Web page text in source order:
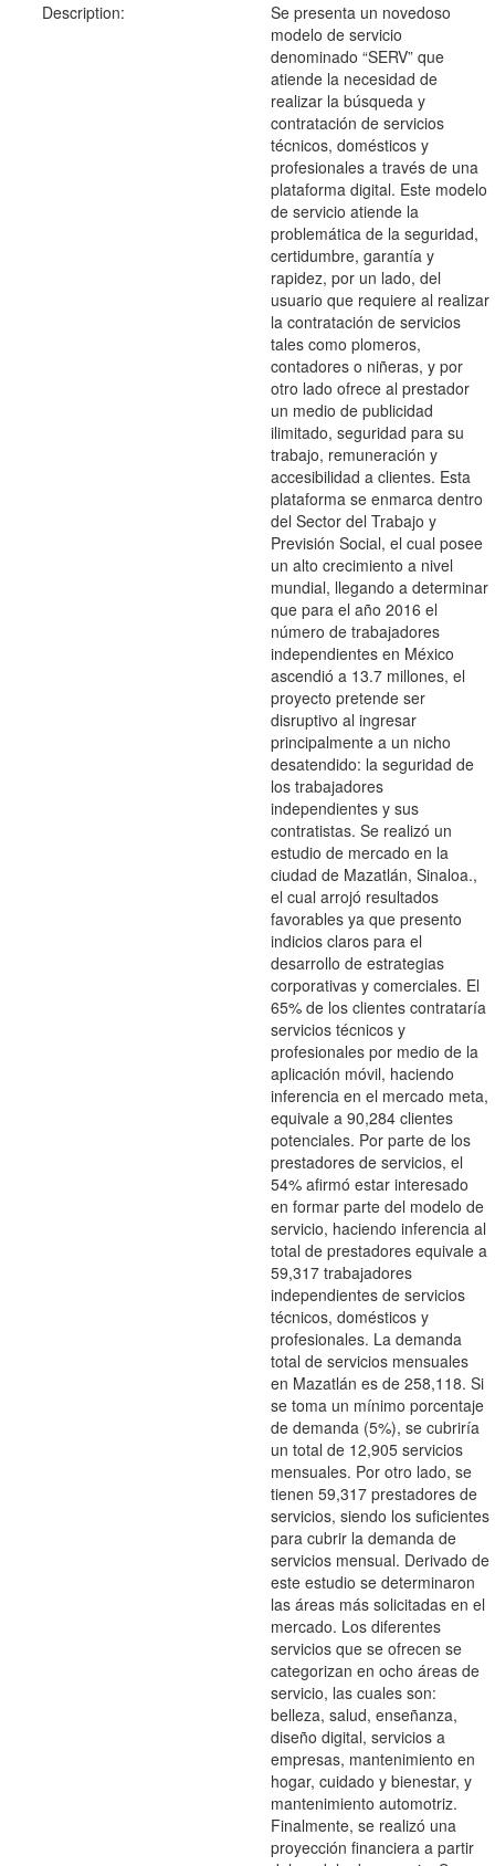
Description:
Se presenta un novedoso
modelo de servicio
denominado “SERV” que
atiende la necesidad de
realizar la búsqueda y
contratación de servicios
técnicos, domésticos y
profesionales a través de una
plataforma digital. Este modelo
de servicio atiende la
problemática de la seguridad,
certidumbre, garantía y
rapidez, por un lado, del
usuario que requiere al realizar
la contratación de servicios
tales como plomeros,
contadores o niñeras, y por
otro lado ofrece al prestador
un medio de publicidad
ilimitado, seguridad para su
trabajo, remuneración y
accesibilidad a clientes. Esta
plataforma se enmarca dentro
del Sector del Trabajo y
Previsión Social, el cual posee
un alto crecimiento a nivel
mundial, llegando a determinar
que para el año 2016 el
número de trabajadores
independientes en México
ascendió a 13.7 millones, el
proyecto pretende ser
disruptivo al ingresar
principalmente a un nicho
desatendido: la seguridad de
los trabajadores
independientes y sus
contratistas. Se realizó un
estudio de mercado en la
ciudad de Mazatlán, Sinaloa.,
el cual arrojó resultados
favorables ya que presento
indicios claros para el
desarrollo de estrategias
corporativas y comerciales. El
65% de los clientes contrataría
servicios técnicos y
profesionales por medio de la
aplicación móvil, haciendo
inferencia en el mercado meta,
equivale a 90,284 clientes
potenciales. Por parte de los
prestadores de servicios, el
54% afirmó estar interesado
en formar parte del modelo de
servicio, haciendo inferencia al
total de prestadores equivale a
59,317 trabajadores
independientes de servicios
técnicos, domésticos y
profesionales. La demanda
total de servicios mensuales
en Mazatlán es de 258,118. Si
se toma un mínimo porcentaje
de demanda (5%), se cubriría
un total de 12,905 servicios
mensuales. Por otro lado, se
tienen 59,317 prestadores de
servicios, siendo los suficientes
para cubrir la demanda de
servicios mensual. Derivado de
este estudio se determinaron
las áreas más solicitadas en el
mercado. Los diferentes
servicios que se ofrecen se
categorizan en ocho áreas de
servicio, las cuales son:
belleza, salud, enseñanza,
diseño digital, servicios a
empresas, mantenimiento en
hogar, cuidado y bienestar, y
mantenimiento automotriz.
Finalmente, se realizó una
proyección financiera a partir